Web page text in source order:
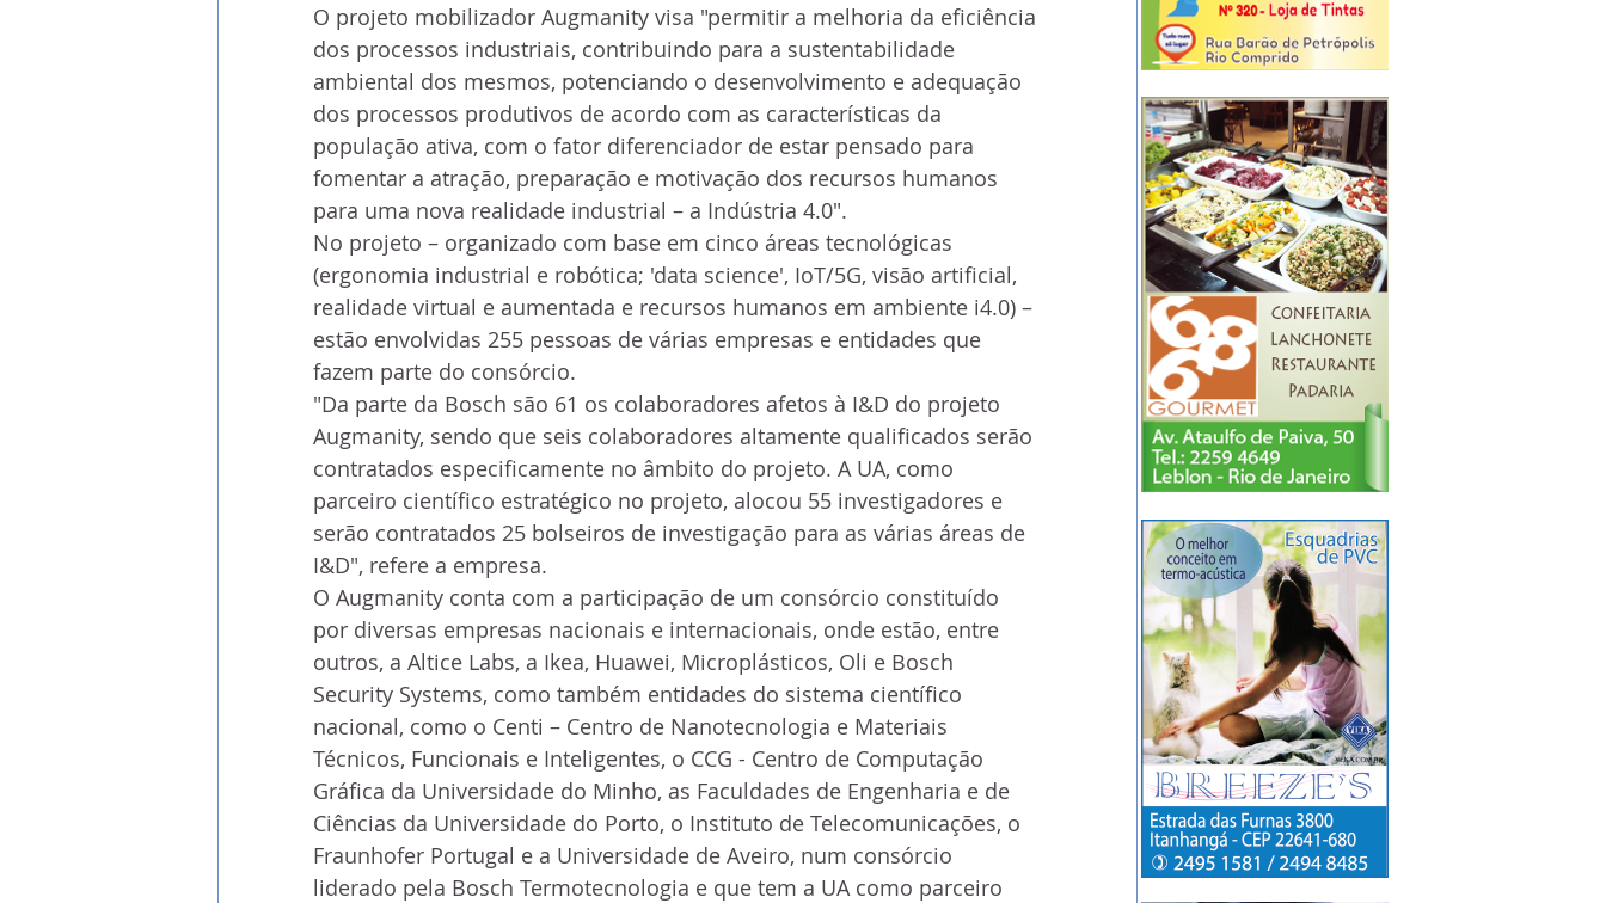
O projeto mobilizador Augmanity visa "permitir a melhoria da eficiência
dos processos industriais, contribuindo para a sustentabilidade
ambiental dos mesmos, potenciando o desenvolvimento e adequação
dos processos produtivos de acordo com as características da
população ativa, com o fator diferenciador de estar pensado para
fomentar a atração, preparação e motivação dos recursos humanos
para uma nova realidade industrial – a Indústria 4.0".
No projeto – organizado com base em cinco áreas tecnológicas
(ergonomia industrial e robótica; 'data science', IoT/5G, visão artificial,
realidade virtual e aumentada e recursos humanos em ambiente i4.0) –
estão envolvidas 255 pessoas de várias empresas e entidades que
fazem parte do consórcio.
"Da parte da Bosch são 61 os colaboradores afetos à I&D do projeto
Augmanity, sendo que seis colaboradores altamente qualificados serão
contratados especificamente no âmbito do projeto. A UA, como
parceiro científico estratégico no projeto, alocou 55 investigadores e
serão contratados 25 bolseiros de investigação para as várias áreas de
I&D", refere a empresa.
O Augmanity conta com a participação de um consórcio constituído
por diversas empresas nacionais e internacionais, onde estão, entre
outros, a Altice Labs, a Ikea, Huawei, Microplásticos, Oli e Bosch
Security Systems, como também entidades do sistema científico
nacional, como o Centi – Centro de Nanotecnologia e Materiais
Técnicos, Funcionais e Inteligentes, o CCG - Centro de Computação
Gráfica da Universidade do Minho, as Faculdades de Engenharia e de
Ciências da Universidade do Porto, o Instituto de Telecomunicações, o
Fraunhofer Portugal e a Universidade de Aveiro, num consórcio
liderado pela Bosch Termotecnologia e que tem a UA como parceiro